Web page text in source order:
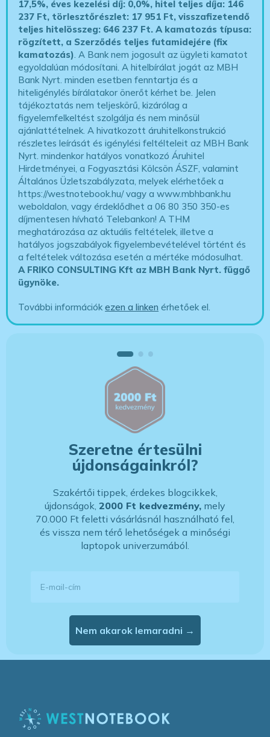
17,5%, éves kezelési díj: 0,0%, hitel teljes díja: 146
237 Ft, törlesztőrészlet: 17 951 Ft, visszafizetendő
teljes hitelösszeg: 646 237 Ft.A kamatozás típusa:
rögzített, a Szerződés teljes futamidejére (fix
kamatozás). A Bank nem jogosult az ügyleti kamatot
egyoldalúan módosítani. A hitelbírálat jogát az MBH
Bank Nyrt. minden esetben fenntartja és a
hiteligénylés bírálatakor önerőt kérhet be. Jelen
tájékoztatás nem teljeskörű, kizárólag a
figyelemfelkeltést szolgálja és nem minősül
ajánlattételnek. A hivatkozott áruhitelkonstrukció
részletes leírását és igénylési feltélteleit az MBH Bank
Nyrt. mindenkor hatályos vonatkozó Áruhitel
Hirdetményei, a Fogyasztási Kölcsön ÁSZF, valamint
Általános Üzletszabályzata, melyek elérhetőek a
https://westnotebook.hu/vagy a www.mbhbank.hu
weboldalon, vagy érdeklődhet a 06 80 350 350-es
díjmentesen hívható Telebankon! A THM
meghatározása az aktuális feltételek, illetve a
hatályos jogszabályok figyelembevételével történt és
a feltételek változása esetén a mértéke módosulhat.
A FRIKO CONSULTING Kft az MBH Bank Nyrt. függő
ügynöke.
További információkezen a linken érhetőek el.
Szeretne értesülni
újdonságainkról?
Szakértői tippek, érdekes blogcikkek,
újdonságok, 2000 Ft kedvezmény, mely
70.000 Ft feletti vásárlásnál használható fel,
és vissza nem térő lehetőségek a minőségi
laptopok univerzumából.
Nem akarok lemaradni →